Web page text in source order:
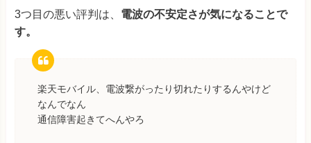
3つ目の悪い評判は、 電波の不安定さが気になることで
す。
楽天モバイル、電波繋がったり切れたりするんやけど
なんでなん
通信障害起きてへんやろ